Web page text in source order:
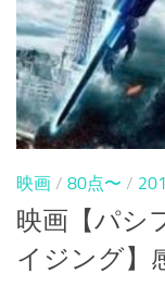
映画 / 80点〜 /
映画【パシ
イジング】